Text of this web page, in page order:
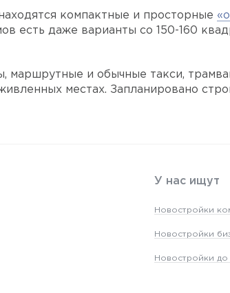
компактные и просторные
есть даже варианты со 150-160
маршрутные и обычные такси,
местах. Запланировано
У нас ищут
Новостройки
Новостройки
Новостройки